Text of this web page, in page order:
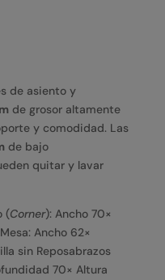
de asiento y
de grosor altamente
y comodidad. Las
de bajo
quitar y lavar
(Corner): Ancho 70×
Mesa: Ancho 62×
sin Reposabrazos
70× Altura